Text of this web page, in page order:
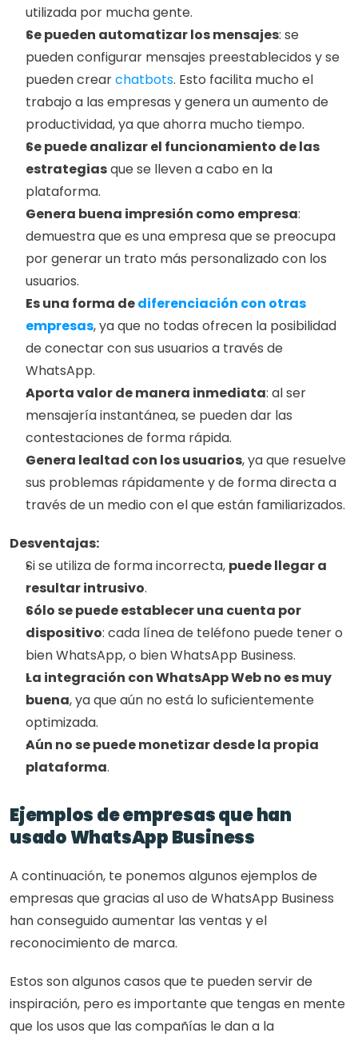
utilizada por mucha gente.
Se pueden automatizar los mensajes: se
pueden configurar mensajes preestablecidos y se
pueden crear chatbots. Esto facilita mucho el
trabajo a las empresas y genera un aumento de
productividad, ya que ahorra mucho tiempo.
Se puede analizar el funcionamiento de las
estrategias que se lleven a cabo en la
plataforma.
Genera buena impresión como empresa:
demuestra que es una empresa que se preocupa
por generar un trato más personalizado con los
usuarios.
Es una forma de diferenciación con otras
empresas, ya que no todas ofrecen la posibilidad
de conectar con sus usuarios a través de
WhatsApp.
Aporta valor de manera inmediata: al ser
mensajería instantánea, se pueden dar las
contestaciones de forma rápida.
Genera lealtad con los usuarios, ya que resuelve
sus problemas rápidamente y de forma directa a
través de un medio con el que están familiarizados.
Desventajas:
Si se utiliza de forma incorrecta, puede llegar a
resultar intrusivo.
Sólo se puede establecer una cuenta por
dispositivo: cada línea de teléfono puede tener o
bien WhatsApp, o bien WhatsApp Business.
La integración con WhatsApp Web no es muy
buena, ya que aún no está lo suficientemente
optimizada.
Aún no se puede monetizar desde la propia
plataforma.
Ejemplos de empresas que han
usado WhatsApp Business
A continuación, te ponemos algunos ejemplos de
empresas que gracias al uso de WhatsApp Business
han conseguido aumentar las ventas y el
reconocimiento de marca.
Estos son algunos casos que te pueden servir de
inspiración, pero es importante que tengas en mente
que los usos que las compañías le dan a la